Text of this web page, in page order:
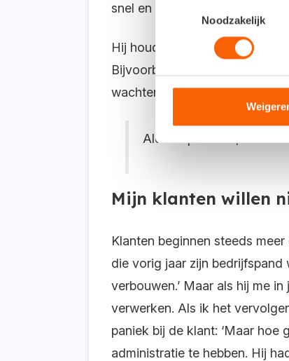
Noodzakelijk
snel en met hoe weinig
Hij houdt alle nieuwe
Bijvoorbeeld het fotograferen
wachten om het nieuwe
Alen’s tip: ‘Show, don’t
Mijn klanten willen
Klanten beginnen steeds
die vorig jaar zijn bedrijfspand
verbouwen.’ Maar als hij me
verwerken. Als ik het
paniek bij de klant: ‘Maar hoe
administratie te hebben. Hij